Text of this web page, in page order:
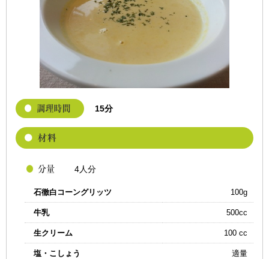
15分
4人分
石徹白コーングリッツ 100g
牛乳 500cc
生クリーム 100 cc
塩・こしょう 適量